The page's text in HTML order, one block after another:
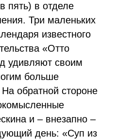
пять) в отделе
Три маленьких
известного
«Отто
удивляют своим
больше
На обратной стороне
и – внезапно –
день: «Суп из